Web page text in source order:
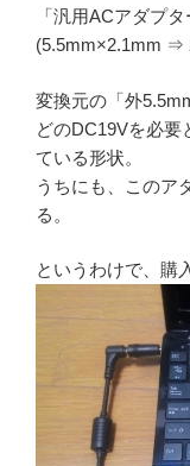
「汎用ACアダプ
(5.5mm×2.1mm ⇒
変換元の「外
どのDC19Vを必
ている形状。
うちにも、このア
る。
というわけで、購